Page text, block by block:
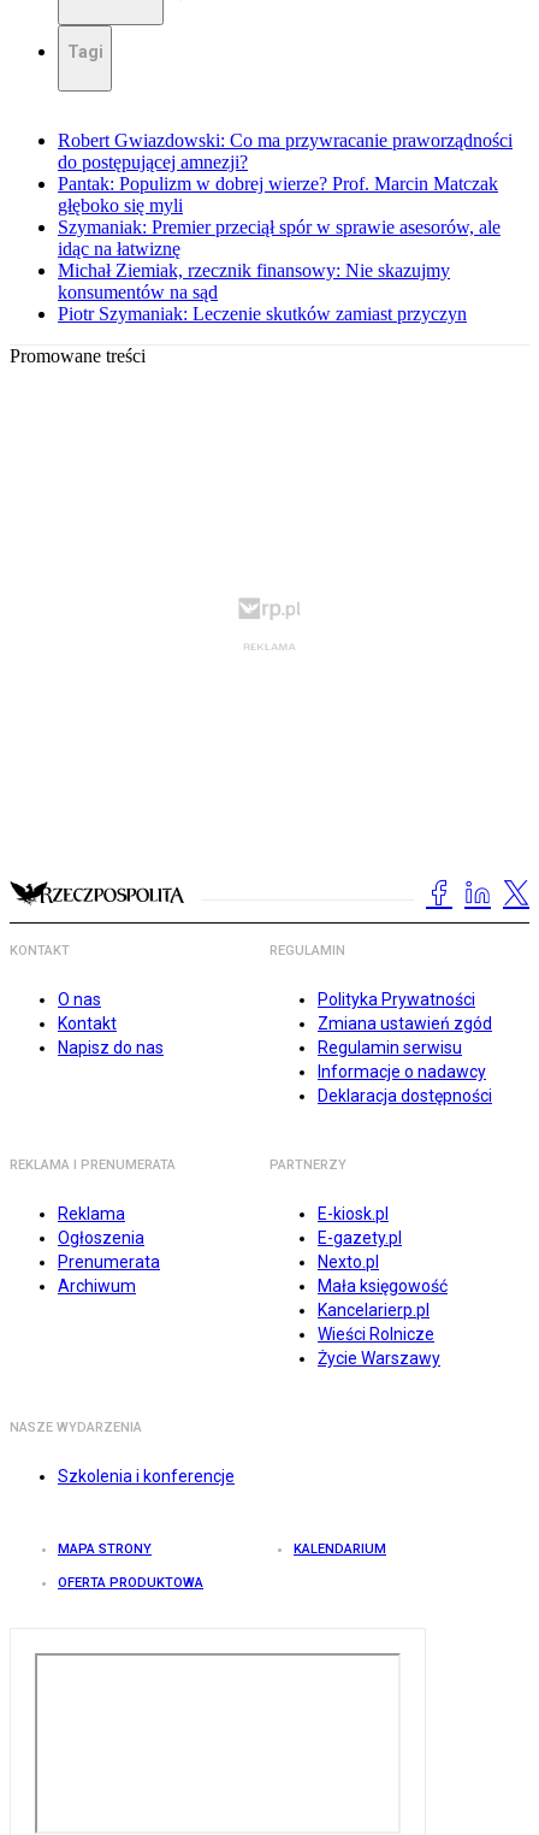
Tagi
Robert Gwiazdowski: Co ma przywracanie praworządności
do postępującej amnezji?
Pantak: Populizm w dobrej wierze? Prof. Marcin Matczak
głęboko się myli
Szymaniak: Premier przeciął spór w sprawie asesorów, ale
idąc na łatwiznę
Michał Ziemiak, rzecznik finansowy: Nie skazujmy
konsumentów na sąd
Piotr Szymaniak: Leczenie skutków zamiast przyczyn
Promowane treści
KONTAKT
O nas
Kontakt
Napisz do nas
REGULAMIN
Polityka Prywatności
Zmiana ustawień zgód
Regulamin serwisu
Informacje o nadawcy
Deklaracja dostępności
REKLAMA I PRENUMERATA
Reklama
Ogłoszenia
Prenumerata
Archiwum
PARTNERZY
E-kiosk.pl
E-gazety.pl
Nexto.pl
Mała księgowość
Kancelarierp.pl
Wieści Rolnicze
Życie Warszawy
NASZE WYDARZENIA
Szkolenia i konferencje
MAPA STRONY KALENDARIUM
OFERTA PRODUKTOWA